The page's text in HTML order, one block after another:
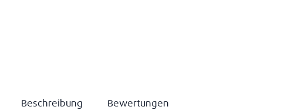
Beschreibung Bewertungen